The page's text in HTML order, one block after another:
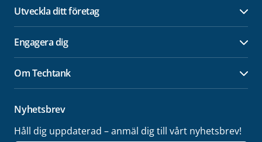
Utveckla ditt företag
Engagera dig
Om Techtank
Nyhetsbrev
Håll dig uppdaterad – anmäl dig till vårt nyhetsbrev!